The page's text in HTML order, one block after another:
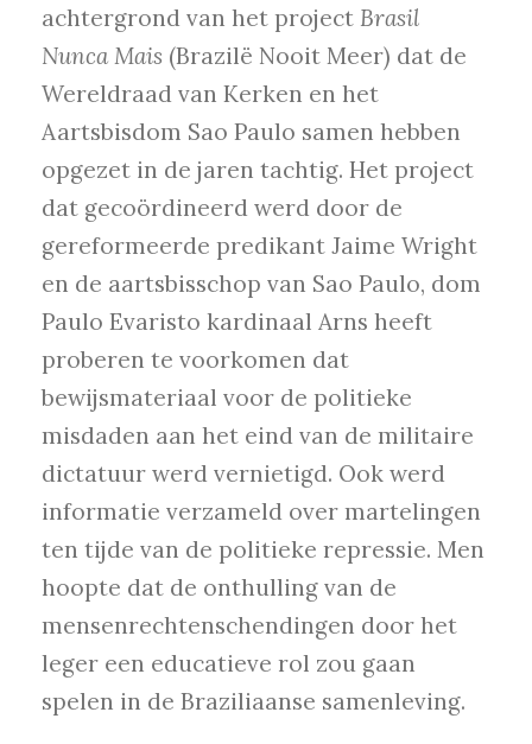
achtergrond van het project Brasil
Nunca Mais (Brazilë Nooit Meer) dat de
Wereldraad van Kerken en het
Aartsbisdom Sao Paulo samen hebben
opgezet in de jaren tachtig. Het project
dat gecoördineerd werd door de
gereformeerde predikant Jaime Wright
en de aartsbisschop van Sao Paulo, dom
Paulo Evaristo kardinaal Arns heeft
proberen te voorkomen dat
bewijsmateriaal voor de politieke
misdaden aan het eind van de militaire
dictatuur werd vernietigd. Ook werd
informatie verzameld over martelingen
ten tijde van de politieke repressie. Men
hoopte dat de onthulling van de
mensenrechtenschendingen door het
leger een educatieve rol zou gaan
spelen in de Braziliaanse samenleving.